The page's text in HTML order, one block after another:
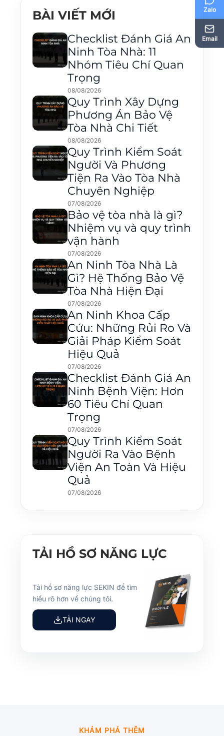
Zalo
Email
BÀI VIẾT MỚI
Checklist Đánh Giá An
Ninh Tòa Nhà: 11
Nhóm Tiêu Chí Quan
Trọng
08/08/2026
Quy Trình Xây Dựng
Phương Án Bảo Vệ
Tòa Nhà Chi Tiết
08/08/2026
Quy Trình Kiểm Soát
Người Và Phương
Tiện Ra Vào Tòa Nhà
Chuyên Nghiệp
07/08/2026
Bảo vệ tòa nhà là gì?
Nhiệm vụ và quy trình
vận hành
07/08/2026
An Ninh Tòa Nhà Là
Gì? Hệ Thống Bảo Vệ
Tòa Nhà Hiện Đại
07/08/2026
An Ninh Khoa Cấp
Cứu: Những Rủi Ro Và
Giải Pháp Kiểm Soát
Hiệu Quả
07/08/2026
Checklist Đánh Giá An
Ninh Bệnh Viện: Hơn
60 Tiêu Chí Quan
Trọng
07/08/2026
Quy Trình Kiểm Soát
Người Ra Vào Bệnh
Viện An Toàn Và Hiệu
Quả
07/08/2026
TẢI HỒ SƠ NĂNG LỰC
Tải hồ sơ năng lực SEKIN để tìm
hiểu rõ hơn về chúng tôi.
TẢI NGAY
KHÁM PHÁ THÊM